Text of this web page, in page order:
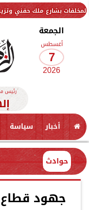
150 طنًا من المخلفات
الجمعة
أغسطس
7
2026
رئيس
أخبار سياسة
حوادث
جهود قطاع